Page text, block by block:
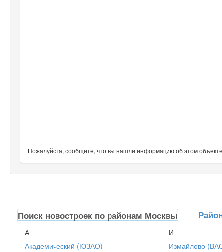
Пожалуйста, сообщите, что вы нашли информацию об этом
Поиск новостроек по районам Москвы
А
Академический (ЮЗАО)
И
Измайлово